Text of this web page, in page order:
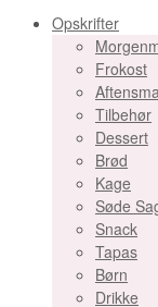
Opskrifter
Frokost
Tilbehør
Dessert
Brød
Kage
Søde
Snack
Tapas
Børn
Drikke